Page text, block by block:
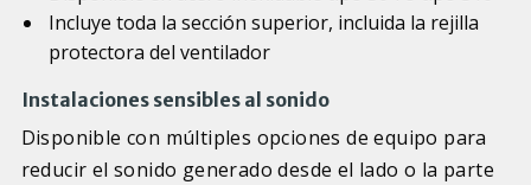
Incluye toda la sección superior, incluida la rejilla
protectora del ventilador
Instalaciones sensibles al sonido
Disponible con múltiples opciones de equipo para
reducir el sonido generado desde el lado o la parte